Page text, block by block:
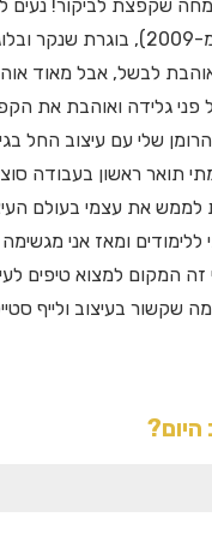
שקפצת לביקור! נעים
בר, מעצבת פנים (מ-2009), בוגרת שנקר
לא אוהבת לבשל, אבל מאוד
פני גלידה ואוהבת את
שלי עם עיצוב החל
תואר ראשון בעבודה
לממש את עצמי בעולם
ללימודים ומאז אני
זה המקום למצוא טיפים
שקשור בעיצוב ולייף